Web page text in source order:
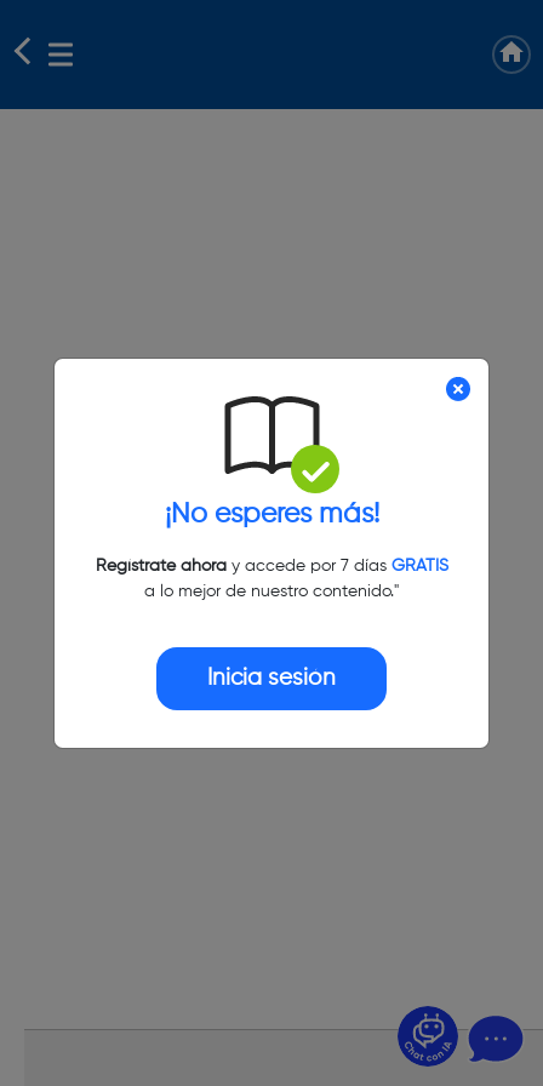
¡No esperes más!
Regístrate ahoray accede por 7 días GRATIS
a lo mejor de nuestro contenido."
Inicia sesión